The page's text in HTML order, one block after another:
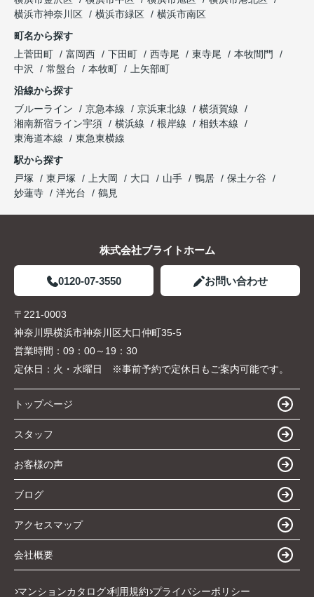
横浜市神奈川区
横浜市緑区
横浜市南区
町名から探す
上菅田町
富岡西 下田町 西寺尾 東寺尾
本牧間門
中沢
常盤台 本牧町
上矢部町
沿線から探す
ブルーライン
京急本線 京浜東北線
横須賀線
湘南新宿ライン宇須
横浜線 根岸線
相鉄本線
東海道本線
東急東横線
駅から探す
戸塚
東戸塚 上大岡 大口 山手 鴨居
保土ケ谷
妙蓮寺
洋光台 鶴見
株式会社ブライトホーム
0120-07-3550 お問い合わせ
〒221-0003
神奈川県横浜市神奈川区大口仲町35-5
営業時間： 09：00～19：30
定休日： 火・水曜日 ※事前予約で定休日もご案内可能です。
トップページ
スタッフ
お客様の声
ブログ
アクセスマップ
会社概要
マンションカタログ 利用規約 プライバシーポリシー